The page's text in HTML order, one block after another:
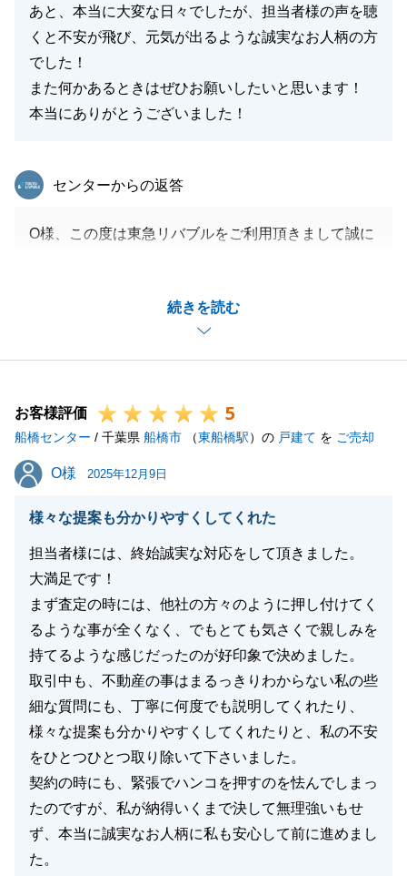
あと、本当に大変な日々でしたが、担当者様の声を聴
くと不安が飛び、元気が出るような誠実なお人柄の方
でした！
また何かあるときはぜひお願いしたいと思います！
本当にありがとうございました！
続きを読む
東急リバブル
センターからの返答
O様、この度は東急リバブルをご利用頂きまして誠に
時にはO様に励まして頂き、私自身大変助けられまし
また機会がありましたら是非ご連絡くださいませ。
お客様評価 5
船橋センター / 千葉県 船橋市 （東船橋駅）の 戸建て を ご売却
O様
O様 2025年12月9日
様々な提案も分かりやすくしてくれた
担当者様には、終始誠実な対応をして頂きました。
大満足です！
まず査定の時には、他社の方々のように押し付けてく
るような事が全くなく、でもとても気さくで親しみを
持てるような感じだったのが好印象で決めました。
取引中も、不動産の事はまるっきりわからない私の些
細な質問にも、丁寧に何度でも説明してくれたり、
様々な提案も分かりやすくしてくれたりと、私の不安
をひとつひとつ取り除いて下さいました。
契約の時にも、緊張でハンコを押すのを怯んでしまっ
たのですが、私が納得いくまで決して無理強いもせ
ず、本当に誠実なお人柄に私も安心して前に進めまし
た。